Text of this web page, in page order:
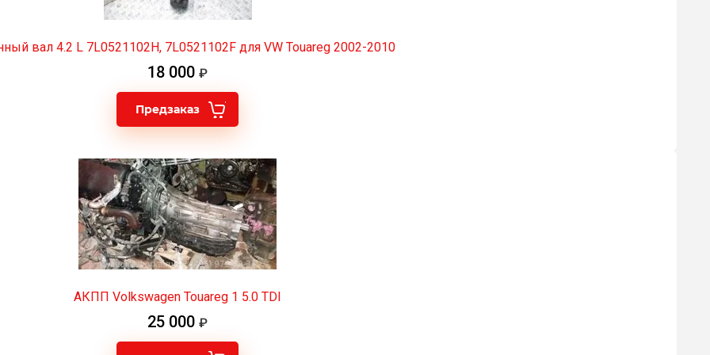
вал 4.2 L 7L0521102H, 7L0521102F для VW Touareg 2002-2010
18 000
Предзаказ
АКПП Volkswagen Touareg 1 5.0 TDI
25 000